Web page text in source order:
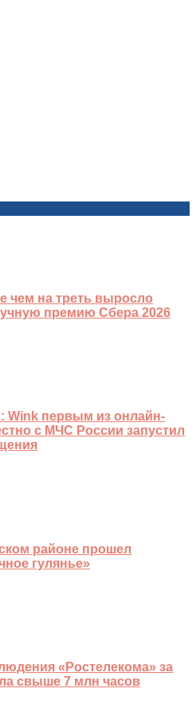
чем на треть выросло
премию Сбера 2026
Wink первым из онлайн-
с МЧС России запустил
районе прошел
гулянье»
«Ростелекома» за
свыше 7 млн часов